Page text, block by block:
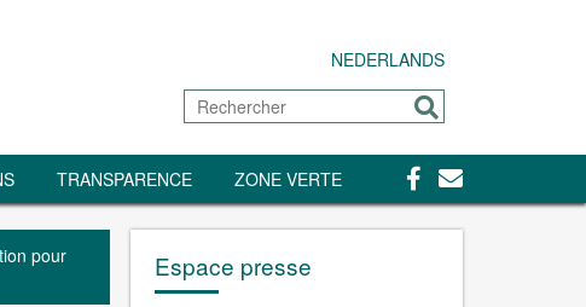
NEDERLANDS
Rechercher
Envoyer
TRANSPARENCE ZONE VERTE Facebook
Contact
pour
Espace presse